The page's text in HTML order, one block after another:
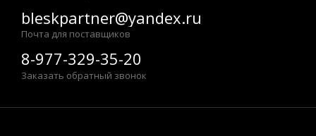
bleskpartner@yandex.ru
Почта для поставщиков
8-977-329-35-20
Заказать обратный звонок